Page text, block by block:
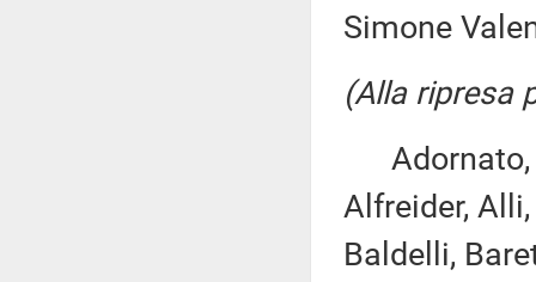
Simone
(Alla ripresa
Adornato,
Alfreider,
Baldelli,